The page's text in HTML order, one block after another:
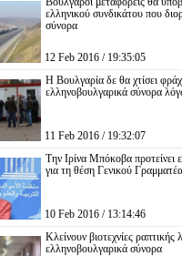
ελληνικού συνδικάτου που
σύνορα
12 Feb 2016 / 19:35:05
Η Βουλγαρία δε θα χτίσει
ελληνοβουλγαρικά σύνορα
11 Feb 2016 / 19:32:07
Την Ιρίνα Μπόκοβα προτείνει
για τη θέση Γενικού
10 Feb 2016 / 13:14:46
Κλείνουν βιοτεχνίες
ελληνοβουλγαρικά σύνορα